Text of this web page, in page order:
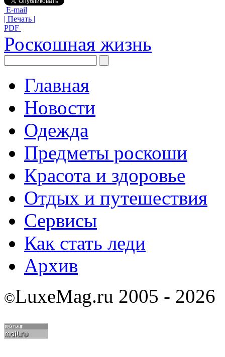
E-mail
| Печать |
PDF
Роскошная жизнь
Главная
Новости
Одежда
Предметы роскоши
Красота и здоровье
Отдых и путешествия
Сервисы
Как стать леди
Архив
©LuxeMag.ru 2005 - 2026